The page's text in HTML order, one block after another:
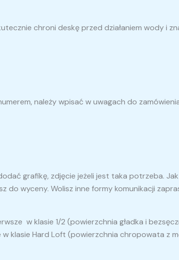
chroni deskę przed działaniem wody i
należy wpisać w uwagach do
grafikę, zdjęcie jeżeli jest taka potrzeba.
do wyceny. Wolisz inne formy komunikacji
w klasie 1/2 (powierzchnia gładka i
klasie Hard Loft (powierzchnia chropowata z